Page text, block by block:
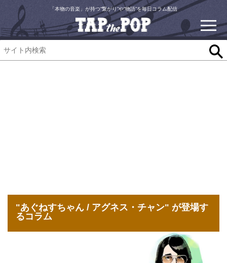
「本物の音楽」が持つ“繋がり”や“物語”を毎日コラム配信
"あぐねすちゃん / アグネス・チャン" が登場す
るコラム